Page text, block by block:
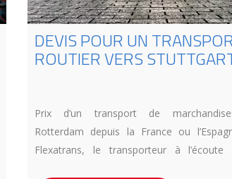
DEVIS POUR UN
ROUTIER VERS
Prix d’un transport de
Rotterdam depuis la France ou
Flexatrans, le transporteur à l’écoute